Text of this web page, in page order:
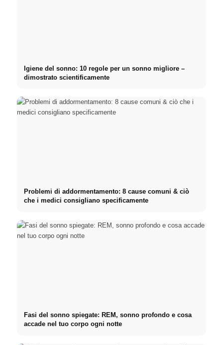
Igiene del sonno: 10 regole per un sonno migliore –
dimostrato scientificamente
Problemi di addormentamento: 8 cause comuni & ciò
che i medici consigliano specificamente
Fasi del sonno spiegate: REM, sonno profondo e cosa
accade nel tuo corpo ogni notte